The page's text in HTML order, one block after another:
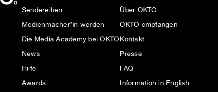
Sendereihen
Medienmacher*in werden
Die Media Academy bei OKTO
News
Hilfe
Awards
Über OKTO
OKTO empfangen
Kontakt
Presse
FAQ
Information in English